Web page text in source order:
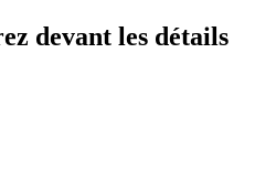
devant les détails